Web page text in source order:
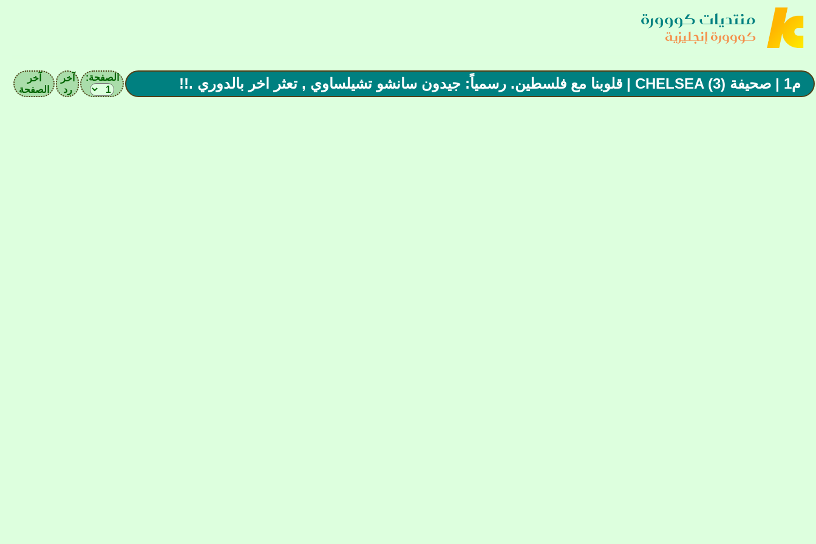
منتديات كووورة
كووورة إنجليزية
م1 | صحيفة CHELSEA (3) | قلوبنا مع فلسطين. رسمياً: جيدون سانشو تشيلساوي , تعثر اخر بالدوري .!! الصفحة:
آخر
رد
آخر
الصفحة